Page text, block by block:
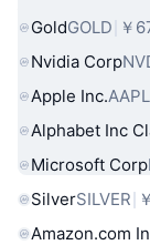
GoldGOLD ￥
Nvidia Corp
Apple Inc.AAPL
Alphabet Inc
Microsoft Corp
SilverSILVER
Amazon.com